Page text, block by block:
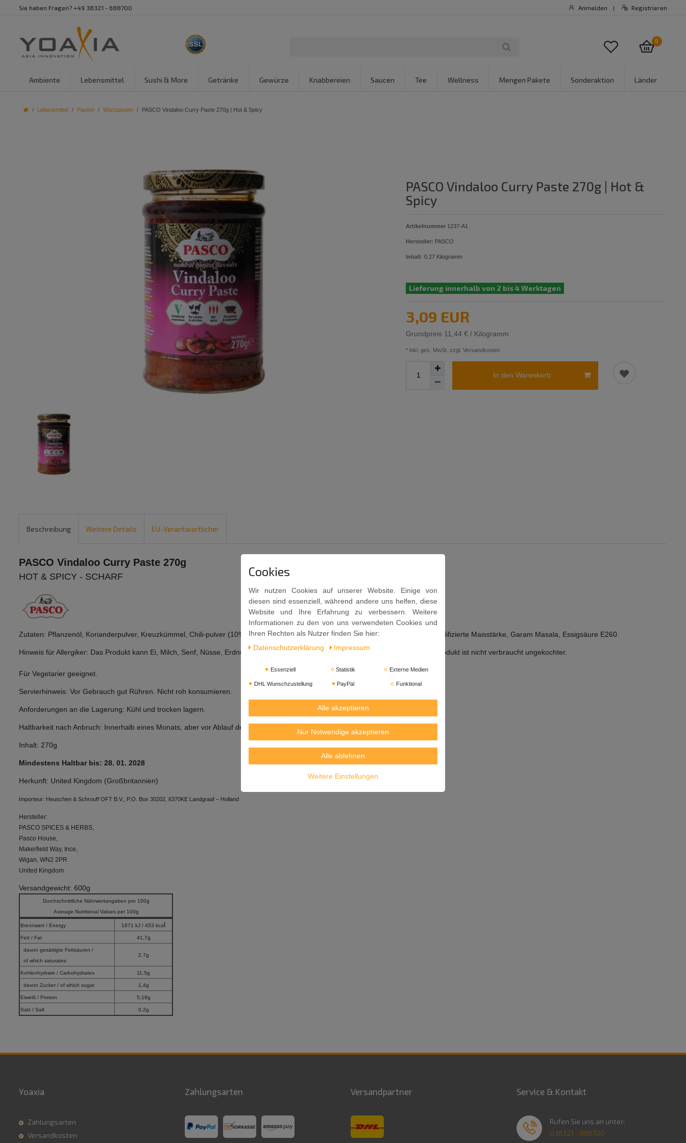
Sie haben Fragen? +49 38321 - 688700 Anmelden | Registrieren
0
Ambiente Lebensmittel Sushi & More Getränke Gewürze Knabbereien Saucen Tee Wellness Mengen Pakete Sonderaktion Länder
Lebensmittel Pasten Würzpasten PASCO Vindaloo Curry Paste 270g | Hot & Spicy
PASCO Vindaloo Curry Paste 270g | Hot &
Spicy
Artikelnummer 1237-A1
Hersteller: PASCO
Inhalt:0.27 Kilogramm
Lieferung innerhalb von 2 bis 4 Werktagen
3,09 EUR
Grundpreis 11,44 € / Kilogramm
* inkl. ges. MwSt. zzgl. Versandkosten
In den Warenkorb
Beschreibung Weitere Details EU-Verantwortlicher
PASCO Vindaloo Curry Paste 270g
HOT & SPICY - SCHARF
Zutaten: Pflanzenöl, Korianderpulver, Kreuzkümmel, Chili-pulver (10%),Kurkuma,Ingwer, Knoblauch (3%), Tomatenmark, modifizierte Maisstärke, Garam Masala, Essigsäure E260.
Hinweis für Allergiker: Das Produkt kann Ei, Milch, Senf, Nüsse, Erdnüsse, Getreide mit Gluten enhalten. Wichtig ist, dass Dieses Produkt ist nicht verbraucht ungekochter.
Für Vegetarier geeignet.
Servierhinweis: Vor Gebrauch gut Rühren. Nicht roh konsumieren.
Anforderungen an die Lagerung: Kühl und trocken lagern.
Haltbarkeit nach Anbruch: Innerhalb eines Monats, aber vor Ablauf des MHD, verbrauchen.
Inhalt: 270g
Mindestens Haltbar bis: 28. 01. 2028
Herkunft: United Kingdom (Großbritannien)
Importeur: Heuschen & Schrouff OFT B.V., P.O. Box 30202, 6370KE Landgraaf – Holland
Hersteller:
PASCO SPICES & HERBS,
Pasco House,
Makerfield Way, Ince,
Wigan, WN2 2PR
United Kingdom
Versandgewicht: 600g
Durchschnittliche Nährwertangaben pro 100g
Average Nutritional Values per 100g
Brennwert / Energy 1871 kJ / 453 kcal
Fett / Fat 41,7g
davon gesättigte Fettsäuren /
of which saturates
2,7g
Kohlenhydrate / Carbohydrates 11,5g
davon Zucker / of which sugar 1,4g
Eiweiß / Protein 5,19g
Salz / Salt 0,2g
Yoaxia
Zahlungsarten
Versandkosten
Zahlungsarten Versandpartner Service & Kontakt
Rufen Sie uns an unter:
038321 - 688700
Cookies
Wir nutzen Cookies auf unserer Website. Einige von
diesen sind essenziell, während andere uns helfen, diese
Website und Ihre Erfahrung zu verbessern. Weitere
Informationen zu den von uns verwendeten Cookies und
Ihren Rechten als Nutzer finden Sie hier:
Daten­schutz­erklärung
Impressum
Essenziell Statistik Externe Medien
DHL Wunschzustellung PayPal Funktional
Alle akzeptieren
Nur Notwendige akzeptieren
Alle ablehnen
Weitere Einstellungen